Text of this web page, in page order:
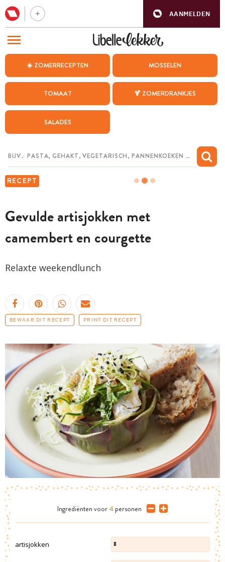
AANMELDEN
☀️ ZOMERRECEPTEN MOSSELEN
TOMAAT 🍹 ZOMERDRANKJES
SALADES
RECEPT
Gevulde artisjokken met
camembert en courgette
Relaxte weekendlunch
BEWAAR DIT RECEPT PRINT DIT RECEPT
Ingrediënten voor 4 personen
artisjokken 8
BEZOEK ONZE ANDERE WEBSITES
WEEKMENU
CHAT MET MAIA
MIJN BEWAARDE RECEPTEN